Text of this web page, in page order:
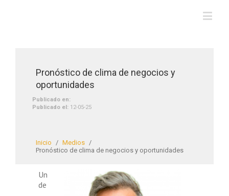
Pronóstico de clima de negocios y
oportunidades
Publicado en:
Publicado el: 12-05-25
Inicio / Medios /
Pronóstico de clima de negocios y oportunidades
Un
de